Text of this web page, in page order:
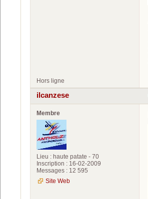
Hors ligne
ilcanzese
Membre
Lieu : haute patate - 70
Inscription : 16-02-2009
Messages : 12 595
Site Web